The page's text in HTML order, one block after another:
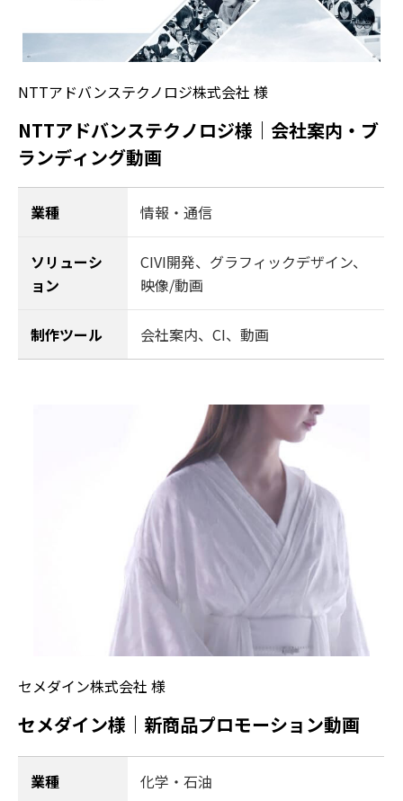
NTTアドバンステクノロジ株式会社 様
NTTアドバンステクノロジ様｜会社案内・ブ
ランディング動画
業種 情報・通信
ソリューシ
ョン
CIVI開発、 グラフィックデザイン、
映像/動画
制作ツール 会社案内、CI、動画
セメダイン株式会社 様
セメダイン様｜新商品プロモーション動画
業種 化学・石油